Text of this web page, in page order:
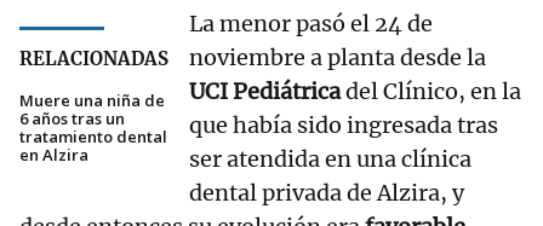
RELACIONADAS
Muere una niña de
6 años tras un
tratamiento dental
en Alzira
La menor pasó el 24 de
noviembre a planta desde la
UCI Pediátricadel Clínico, en la
que había sido ingresada tras
ser atendida en una clínica
dental privada de Alzira, y